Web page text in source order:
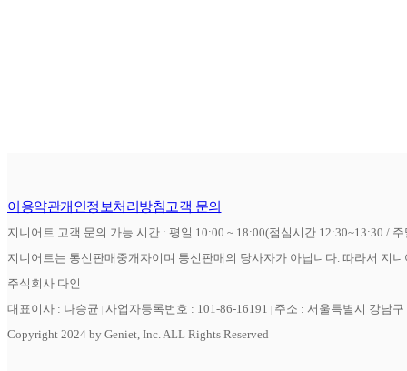
이용약관개인정보처리방침고객 문의
지니어트 고객 문의 가능 시간 : 평일 10:00 ~ 18:00(점심시간 12:30~13:30 /
지니어트는 통신판매중개자이며 통신판매의 당사자가 아닙니다. 따라서 지
주식회사 다인
대표이사 : 나승균 사업자등록번호 : 101-86-16191
주소 : 서울특별시 강남
Copyright 2024 by Geniet, Inc. ALL Rights Reserved